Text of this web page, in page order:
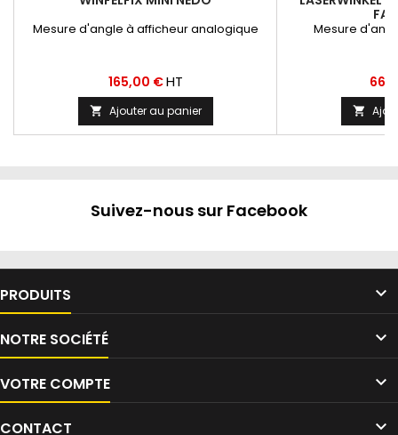
Mesure d'angle à afficheur analogique
Prix
165,00 €HT
 Ajouter au panier
Mesure
Prix

Suivez-nous sur Facebook
PRODUITS 
NOTRE SOCIÉTÉ 
VOTRE COMPTE 
CONTACT 